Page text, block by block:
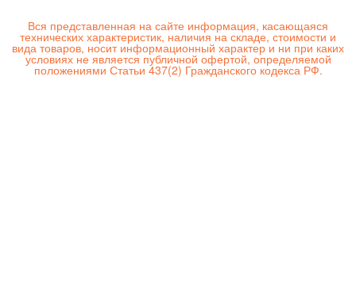
Вся представленная на сайте информация, касающаяся
технических характеристик, наличия на складе, стоимости и
вида товаров, носит информационный характер и ни при каких
условиях не является публичной офертой, определяемой
положениями Статьи 437(2) Гражданского кодекса РФ.